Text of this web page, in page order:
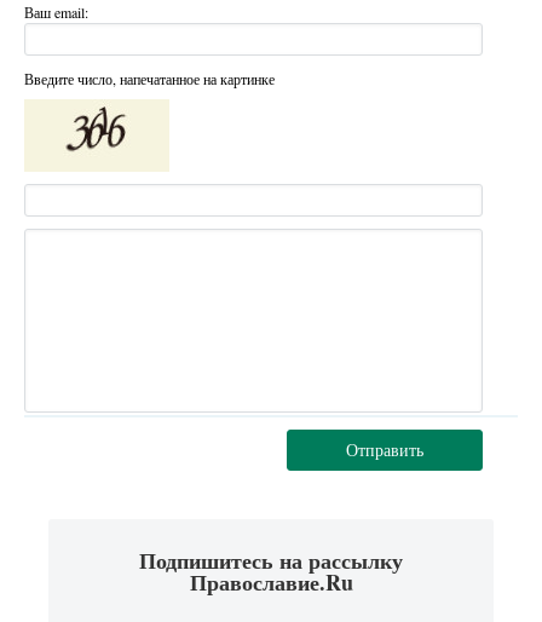
Ваш email:
Введите число, напечатанное на картинке
Отправить
Подпишитесь на рассылку
Православие.Ru